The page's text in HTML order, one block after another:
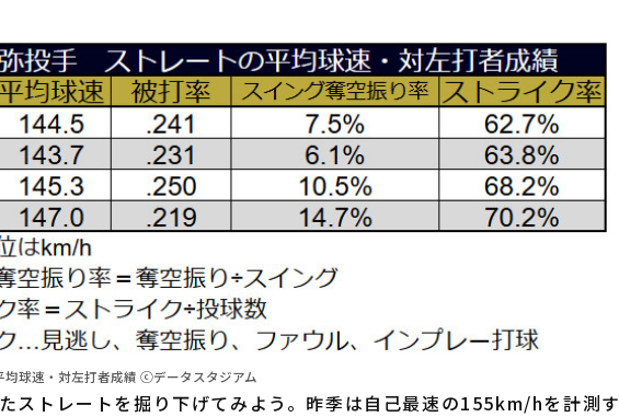
均球速・対左打者成績 ⓒデータスタジアム
ストレートを掘り下げてみよう。昨季は自己最速の155km/hを計測す